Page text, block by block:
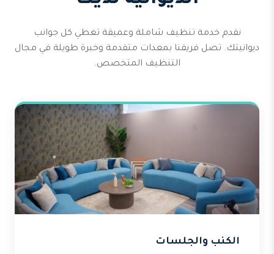
نقدم خدمة تنظيف شاملة وعميقة تغطي كل جوانب
ديوانيتك. تصل فريقنا بمعدات متقدمة وخبرة طويلة في مجال
التنظيف المتخصص.
الكنب والجلسات